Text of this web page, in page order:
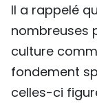
Il a rappelé
nombreuses
culture
fondement
celles-ci